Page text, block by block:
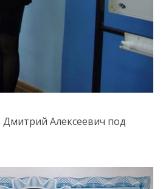
Дмитрий Алексеевич под